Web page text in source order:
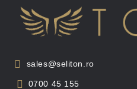
sales@seliton.ro
0700 45 155